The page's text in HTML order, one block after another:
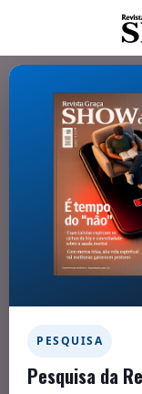
PESQUISA
Pesquisa da
Categorias